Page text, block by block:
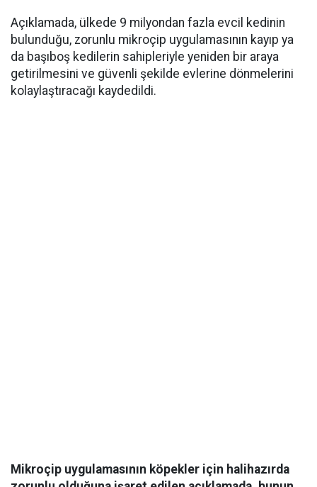
Açıklamada, ülkede 9 milyondan fazla evcil kedinin
bulunduğu, zorunlu mikroçip uygulamasının kayıp ya
da başıboş kedilerin sahipleriyle yeniden bir araya
getirilmesini ve güvenli şekilde evlerine dönmelerini
kolaylaştıracağı kaydedildi.
Mikroçip uygulamasının köpekler için halihazırda